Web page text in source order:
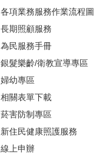
各項業務服務作業流程圖
長期照顧服務
為民服務手冊
銀髮樂齡/衛教宣導專區
婦幼專區
相關表單下載
菸害防制專區
新住民健康照護服務
線上申辦